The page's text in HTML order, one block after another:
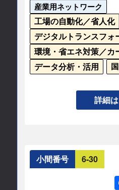
050-3852-6483
E-mail
info ncdc.co.jp
公式サイト
産業用ネットワーク
工場の自動化／省人化
デジタルトランスフォ
環境・省エネ対策／カ
データ分析・活用
システムアプローチを
した。その手法をスマ
や、スマート製造の成
ーマンス・インディケ
詳細
小間番号 6-30